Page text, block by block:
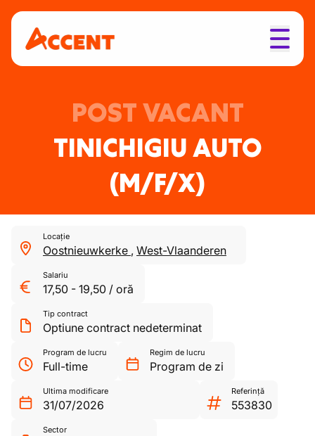
POST VACANT
TINICHIGIU AUTO
(M/F/X)
Locație
Oostnieuwkerke , West-Vlaanderen
Salariu
17,50 - 19,50 / oră
Tip contract
Optiune contract nedeterminat
Program de lucru
Full-time
Regim de lucru
Program de zi
Ultima modificare
31/07/2026
Referință
553830
Sector